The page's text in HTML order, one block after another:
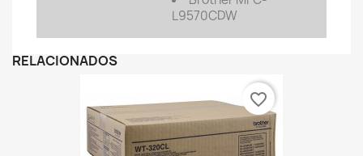
L9570CDW
RELACIONADOS
favorite_border